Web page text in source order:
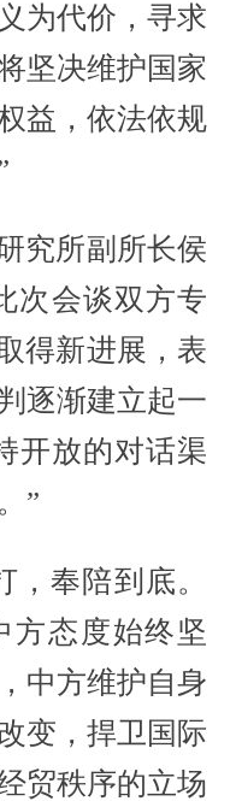
为代价，寻求
坚决维护国家
益，依法依规
所副所长侯
次会谈双方专
得新进展，表
逐渐建立起一
开放的对话渠
”
奉陪到底。
方态度始终坚
中方维护自身
变，捍卫国际
贸秩序的立场